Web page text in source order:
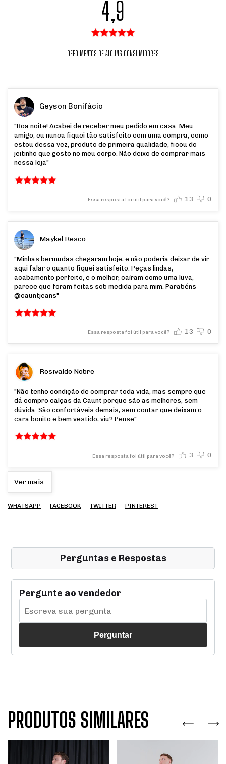
4,9
DEPOIMENTOS DE ALGUNS CONSUMIDORES
Geyson Bonifácio
"Boa noite! Acabei de receber meu pedido em casa. Meu
amigo, eu nunca fiquei tão satisfeito com uma compra, como
estou dessa vez, produto de primeira qualidade, ficou do
jeitinho que gosto no meu corpo. Não deixo de comprar mais
nessa loja"
Essa resposta foi útil para você? 13 0
Maykel Resco
"Minhas bermudas chegaram hoje, e não poderia deixar de vir
aqui falar o quanto fiquei satisfeito. Peças lindas,
acabamento perfeito, e o melhor, caíram como uma luva,
parece que foram feitas sob medida para mim. Parabéns
@cauntjeans"
Essa resposta foi útil para você? 13 0
Rosivaldo Nobre
"Não tenho condição de comprar toda vida, mas sempre que
dá compro calças da Caunt porque são as melhores, sem
dúvida. São confortáveis demais, sem contar que deixam o
cara bonito e bem vestido, viu? Pense"
Essa resposta foi útil para você? 3 0
Ver mais.
WHATSAPP FACEBOOK TWITTER PINTEREST
Perguntas e Respostas
Pergunte ao vendedor
Perguntar
PRODUTOS SIMILARES